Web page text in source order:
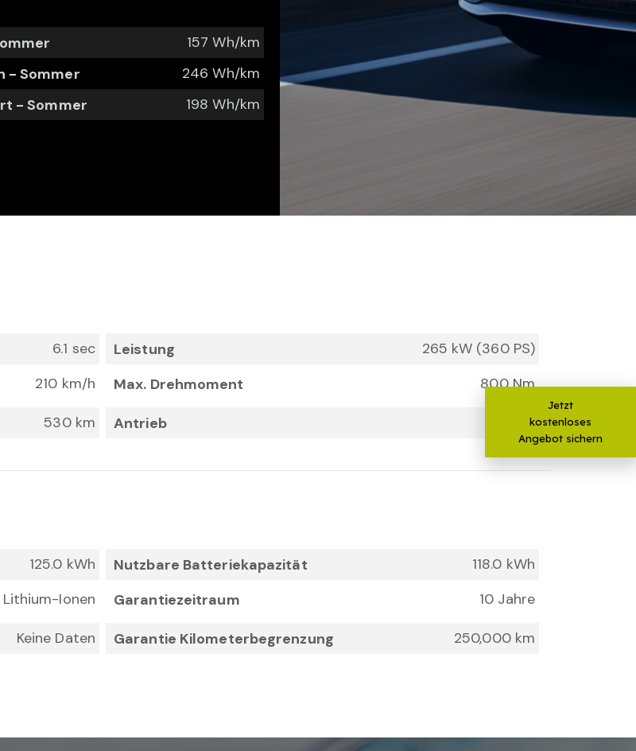
157 Wh/km
- Sommer
246 Wh/km
- Sommer 198 Wh/km
6.1 sec Leistung
265 kW (360 PS)
210 km/h Max. Drehmoment 800 Nm
530 km Antrieb Allrad
125.0 kWh Nutzbare Batteriekapazität
118.0 kWh
Lithium-Ionen Garantiezeitraum 10 Jahre
Keine Daten Garantie Kilometerbegrenzung 250,000 km
Jetzt
kostenloses
Angebot sichern